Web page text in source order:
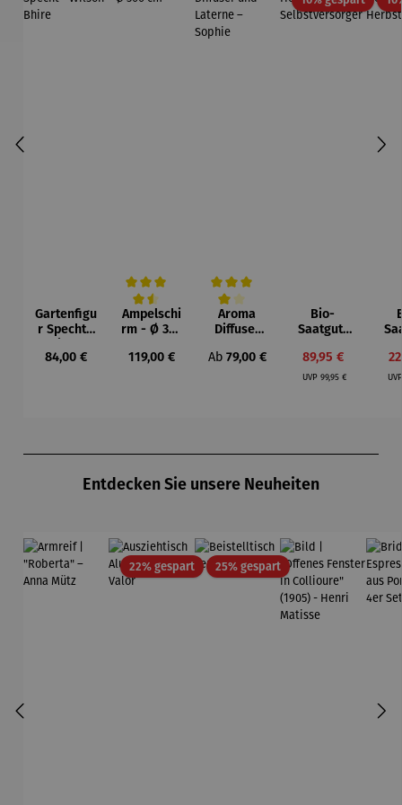
Gartenfigu
r Specht -
Bhire
Regulärer Preis:
84,00 €
Durchschnittliche Bewertung von 4.5 von 5 Sternen
Ampelschi
rm - Ø 300
Regulärer Preis:
119,00 €
Durchschnittliche Bewertung von 4
Aroma
Diffuser
Laterne –
Regulärer Preis:
Ab 79,00 €
Bio-
Saatgut-
-
Selbstvers
Verkaufspreis:
89,95 €
UVPRegulärer Preis:
99,95 €
-
Entdecken Sie unsere Neuheiten
22% gespartRabatt25% gespartRabatt